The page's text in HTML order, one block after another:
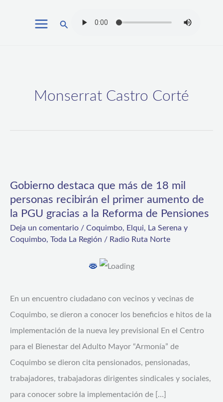
Buscar
Monserrat Castro Corté
Gobierno destaca que más de 18 mil
personas recibirán el primer aumento de
la PGU gracias a la Reforma de Pensiones
Deja un comentario / Coquimbo, Elqui, La Serena y
Coquimbo, Toda La Región / Radio Ruta Norte
En un encuentro ciudadano con vecinos y vecinas de
Coquimbo, se dieron a conocer los beneficios e hitos de la
implementación de la nueva ley previsional En el Centro
para el Bienestar del Adulto Mayor “Armonía” de
Coquimbo se dieron cita pensionados, pensionadas,
trabajadores, trabajadoras dirigentes sindicales y sociales,
para conocer sobre la implementación de […]
que
más
18
el
primer
aumento
de
la
PGU
gracias